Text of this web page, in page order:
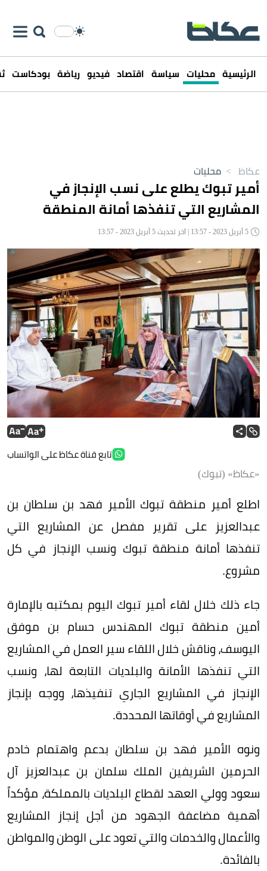
الرئيسية محليات سياسة اقتصاد فيديو رياضة بودكاست
عكاظ > محليات
أمير تبوك يطلع على نسب الإنجاز في
المشاريع التي تنفذها أمانة المنطقة
تابع قناة عكاظ على الواتساب
«عكاظ» (تبوك)
اطلع أمير منطقة تبوك الأمير فهد بن سلطان بن
عبدالعزيز على تقرير مفصل عن المشاريع التي
تنفذها أمانة منطقة تبوك ونسب الإنجاز في كل
مشروع.
جاء ذلك خلال لقاء أمير تبوك اليوم بمكتبه بالإمارة
أمين منطقة تبوك المهندس حسام بن موفق
اليوسف، وناقش خلال اللقاء سير العمل في المشاريع
التي تنفذها الأمانة والبلديات التابعة لها، ونسب
الإنجاز في المشاريع الجاري تنفيذها، ووجه بإنجاز
المشاريع في أوقاتها المحددة.
ونوه الأمير فهد بن سلطان بدعم واهتمام خادم
الحرمين الشريفين الملك سلمان بن عبدالعزيز آل
سعود وولي العهد لقطاع البلديات بالمملكة، مؤكداً
أهمية مضاعفة الجهود من أجل إنجاز المشاريع
والأعمال ‏والخدمات والتي تعود على الوطن والمواطن
بالفائدة.